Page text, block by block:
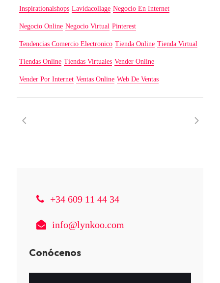
Inspirationalshops Lavidacollage Negocio En Internet
Negocio Online Negocio Virtual Pinterest
Tendencias Comercio Electronico Tienda Online Tienda Virtual
Tiendas Online Tiendas Virtuales Vender Online
Vender Por Internet Ventas Online Web De Ventas
+34 609 11 44 34
info@lynkoo.com
Conócenos